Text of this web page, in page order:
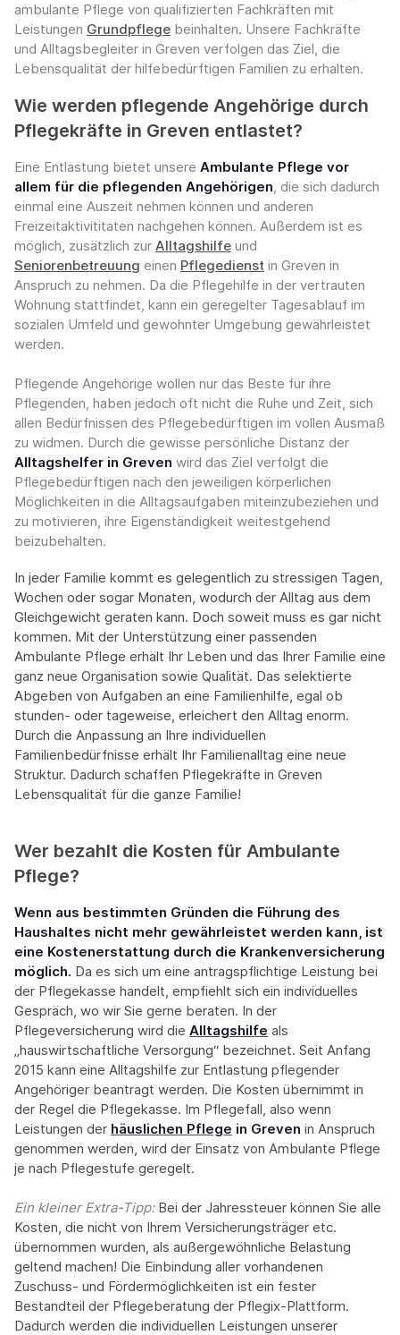
ambulante Pflege von qualifizierten Fachkräften mit
Leistungen Grundpflege beinhalten. Unsere Fachkräfte
und Alltagsbegleiter in Greven verfolgen das Ziel, die
Lebensqualität der hilfebedürftigen Familien zu erhalten.
Wie werden pflegende Angehörige durch
Pflegekräfte in Greven entlastet?
Eine Entlastung bietet unsere Ambulante Pflege vor
allem für die pflegenden Angehörigen, die sich dadurch
einmal eine Auszeit nehmen können und anderen
Freizeitaktivititaten nachgehen können. Außerdem ist es
möglich, zusätzlich zur Alltagshilfe und
Seniorenbetreuung einen Pflegedienst in Greven in
Anspruch zu nehmen. Da die Pflegehilfe in der vertrauten
Wohnung stattfindet, kann ein geregelter Tagesablauf im
sozialen Umfeld und gewohnter Umgebung gewährleistet
werden.
Pflegende Angehörige wollen nur das Beste für ihre
Pflegenden, haben jedoch oft nicht die Ruhe und Zeit, sich
allen Bedürfnissen des Pflegebedürftigen im vollen Ausmaß
zu widmen. Durch die gewisse persönliche Distanz der
Alltagshelfer in Greven wird das Ziel verfolgt die
Pflegebedürftigen nach den jeweiligen körperlichen
Möglichkeiten in die Alltagsaufgaben miteinzubeziehen und
zu motivieren, ihre Eigenständigkeit weitestgehend
beizubehalten.
In jeder Familie kommt es gelegentlich zu stressigen Tagen,
Wochen oder sogar Monaten, wodurch der Alltag aus dem
Gleichgewicht geraten kann. Doch soweit muss es gar nicht
kommen. Mit der Unterstützung einer passenden
Ambulante Pflege erhält Ihr Leben und das Ihrer Familie eine
ganz neue Organisation sowie Qualität. Das selektierte
Abgeben von Aufgaben an eine Familienhilfe, egal ob
stunden- oder tageweise, erleichert den Alltag enorm.
Durch die Anpassung an Ihre individuellen
Familienbedürfnisse erhält Ihr Familienalltag eine neue
Struktur. Dadurch schaffen Pflegekräfte in Greven
Lebensqualität für die ganze Familie!
Wer bezahlt die Kosten für Ambulante
Pflege?
Wenn aus bestimmten Gründen die Führung des
Haushaltes nicht mehr gewährleistet werden kann, ist
eine Kostenerstattung durch die Krankenversicherung
möglich. Da es sich um eine antragspflichtige Leistung bei
der Pflegekasse handelt, empfiehlt sich ein individuelles
Gespräch, wo wir Sie gerne beraten. In der
Pflegeversicherung wird die Alltagshilfe als
„hauswirtschaftliche Versorgung“ bezeichnet. Seit Anfang
2015 kann eine Alltagshilfe zur Entlastung pflegender
Angehöriger beantragt werden. Die Kosten übernimmt in
der Regel die Pflegekasse. Im Pflegefall, also wenn
Leistungen der häuslichen Pflege in Greven in Anspruch
genommen werden, wird der Einsatz von Ambulante Pflege
je nach Pflegestufe geregelt.
Ein kleiner Extra-Tipp:‍ Bei der Jahressteuer können Sie alle
Kosten, die nicht von Ihrem Versicherungsträger etc.
übernommen wurden, als außergewöhnliche Belastung
geltend machen! Die Einbindung aller vorhandenen
Zuschuss- und Fördermöglichkeiten ist ein fester
Bestandteil der Pflegeberatung der Pflegix-Plattform.
Dadurch werden die individuellen Leistungen unserer